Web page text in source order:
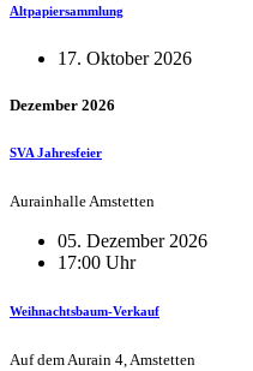
Altpapiersammlung
17. Oktober 2026
Dezember 2026
SVA Jahresfeier
Aurainhalle Amstetten
05. Dezember 2026
17:00 Uhr
Weihnachtsbaum-Verkauf
Auf dem Aurain 4, Amstetten